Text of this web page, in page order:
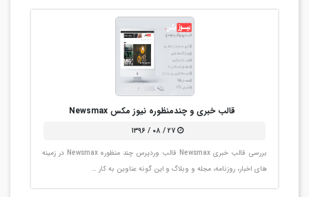
قالب خبری و چندمنظوره نیوز مکس Newsmax
۲۷ / ۰۸ / ۱۳۹۶
بررسی قالب خبری Newsmax قالب وردپرس چند منظوره Newsmax در زمینه
های اخبار، روزنامه، مجله و وبلاگ و این گونه عناوین به کار …